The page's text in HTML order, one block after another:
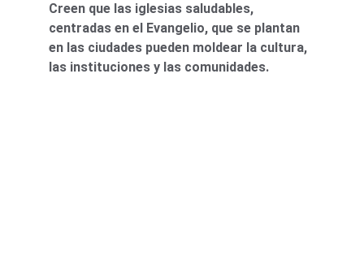
Creen que las iglesias saludables,
centradas en el Evangelio, que se plantan
en las ciudades pueden moldear la cultura,
las instituciones y las comunidades.